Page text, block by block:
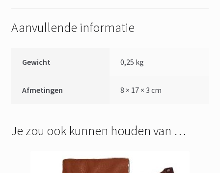
Aanvullende informatie
Gewicht 0,25 kg
Afmetingen 8 × 17 × 3 cm
Je zou ook kunnen houden van …